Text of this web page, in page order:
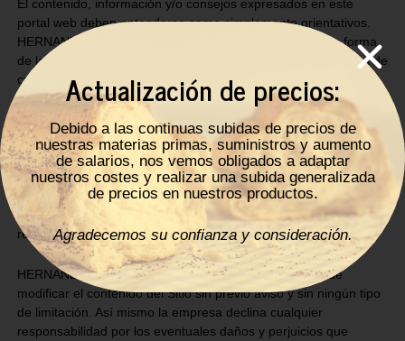
El contenido, información y/o consejos expresados en este
portal web deben entenderse como simplemente orientativos.
HERNANDEZ DE PINTOS, S.L. no responde de ninguna forma
de la efectividad o exactitud de los mismos, quedando exenta de
cualquier responsabilidad con los usuarios que haga uso de
ellos, ya que son éstas las que deberán decidir según su criterio
la oportunidad de los mismos. En este Sitio se pueden publicar
contenidos y comentarios
aportados por terceras personas.
HERNANDEZ DE PINTOS, S.L. no responde de la veracidad y
exactitud de los mismos, quedando exenta de cualquier
responsabilidad con los usuarios que hagan uso de ellos.
HERNANDEZ DE PINTOS, S.L. se reserva el derecho de
modificar el contenido del Sitio sin previo aviso y sin ningún tipo
de limitación. Así mismo la empresa declina cualquier
responsabilidad por los eventuales daños y perjuicios que
Actualización de precios:
Debido a las continuas subidas de precios de
nuestras materias primas, suministros y aumento
de salarios, nos vemos obligados a adaptar
nuestros costes y realizar una subida generalizada
de precios en nuestros productos.
Agradecemos su confianza y consideración.